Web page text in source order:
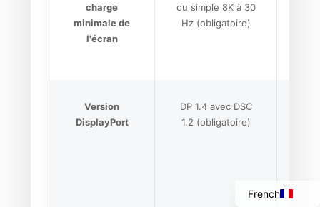
charge
minimale de
l'écran
ou simple 8K à 30
Hz (obligatoire)
Version
DisplayPort
DP 1.4 avec DSC
1.2 (obligatoire)
French